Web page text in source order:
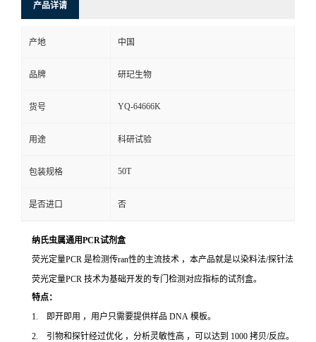
产品详请
产地 中国
品牌 研玘生物
货号 YQ-64666K
用途 科研试验
包装规格 50T
是否进口 否
纳氏虫属通用PCR试剂盒
荧光定量PCR 是检测传ran性的主流技术 ，本产品就是以染料法/探针法
荧光定量PCR 技术为基础开发的专门检测对应指标的试剂盒。
特点：
1. 即开即用 ，用户只需要提供样品 DNA 模板。
2. 引物和探针经过优化 ，分析灵敏性高 ，可以达到 1000 拷贝/反应。